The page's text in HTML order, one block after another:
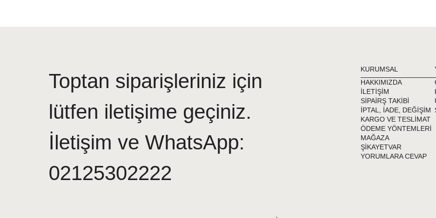
önerilerimizi ve içinden
Toptan siparişleriniz için
lütfen iletişime geçiniz.
İletişim ve WhatsApp:
02125302222
KURUMSAL
HAKKIMIZDA
İLETİŞİM
SİPAİRŞ TAKİBİ
İPTAL, İADE, DEĞİŞİM
KARGO VE TESLİMAT
ÖDEME YÖNTEMLERİ
MAĞAZA
ŞİKAYETVAR
YORUMLARA CEVAP